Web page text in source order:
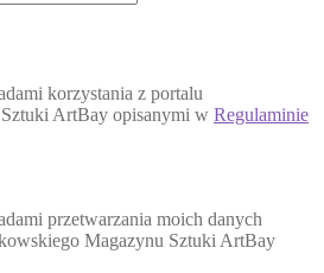
korzystania z portalu
ArtBay opisanymi w Regulaminie
przetwarzania moich danych
Magazynu Sztuki ArtBay